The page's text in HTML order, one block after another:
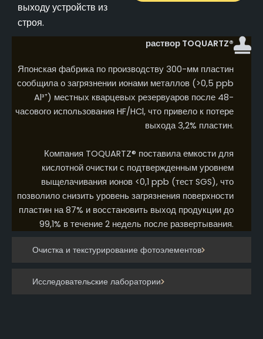
Очистка и текстурирование фотоэлементов
Исследовательские лаборатории
выходу устройств из
строя.
раствор TOQUARTZ®
Японская фабрика по производству 300-мм пластин
сообщила о загрязнении ионами металлов (>0,5 ppb
Al³⁺) местных кварцевых резервуаров после 48-
часового использования HF/HCl, что привело к потере
выхода 3,2% пластин.
Компания TOQUARTZ® поставила емкости для
кислотной очистки с подтвержденным уровнем
выщелачивания ионов <0,1 ppb (тест SGS), что
позволило снизить уровень загрязнения поверхности
пластин на 87% и восстановить выход продукции до
99,1% в течение 2 недель после развертывания.